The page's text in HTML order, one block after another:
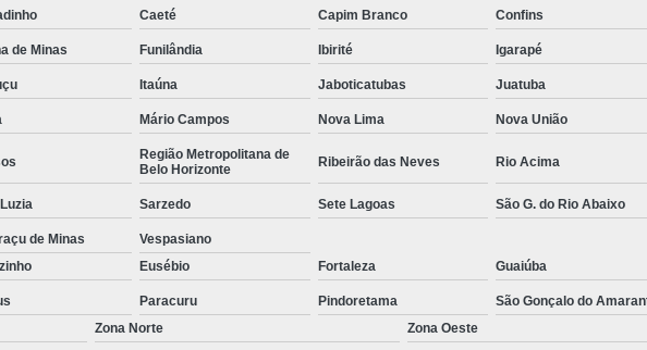
Empresas de Monitoramento e
Rastreamento de Veículos
Rastreamento para Carros
Detector
Detector de Fadiga para Motorista
Sensor de Fadiga Vw
Sensor
Cameras para Veiculos com
Gravador de Video Veicular
Caeté Capim Branco Confins
de Minas Funilândia Ibirité Igarapé
Itaúna Jaboticatubas Juatuba
Mário Campos Nova Lima Nova União
Região Metropolitana de
Belo Horizonte
Ribeirão das Neves Rio Acima
Sarzedo Sete Lagoas São G. do Rio Abaixo
de Minas
Vespasiano
Eusébio Fortaleza Guaiúba
Paracuru Pindoretama São Gonçalo do
Zona Norte Zona Oeste